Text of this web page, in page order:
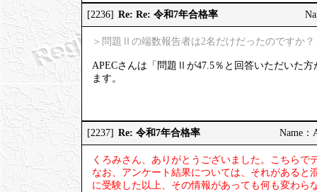
[2236] Re: Re: 令和7年合格率
＞問題Ⅱの端数報告者は2名だけだったのですか？
APECさんは「問題Ⅱが47.5％と回答いただいた
ます。
[2237] Re: 令和7年合格率 Name：
くろみさん、ありがとうございました。こちらで
なお、アンケート結果については、それがある
に受験した以上、その情報があっても何も変わ